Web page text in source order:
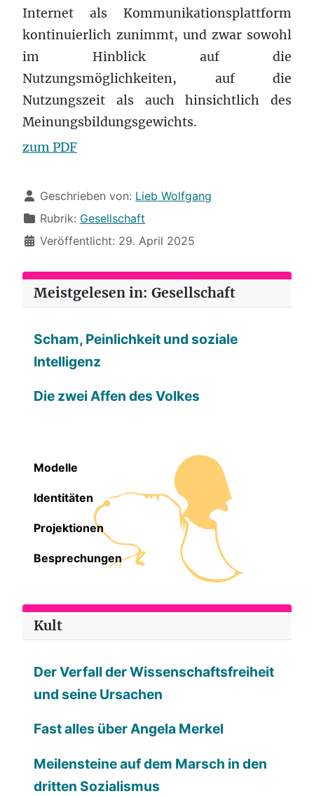
Internet als Kommunikationsplattform
kontinuierlich zunimmt, und zwar sowohl
im Hinblick auf die
Nutzungsmöglichkeiten, auf die
Nutzungszeit als auch hinsichtlich des
Meinungsbildungsgewichts.
zum PDF
Details
Geschrieben von: Lieb Wolfgang
Rubrik: Gesellschaft
Veröffentlicht: 29. April 2025
Meistgelesen in: Gesellschaft
Scham, Peinlichkeit und soziale
Intelligenz
Die zwei Affen des Volkes
Modelle
Identitäten
Projektionen
Besprechungen
Kult
Der Verfall der Wissenschaftsfreiheit
und seine Ursachen
Fast alles über Angela Merkel
Meilensteine auf dem Marsch in den
dritten Sozialismus